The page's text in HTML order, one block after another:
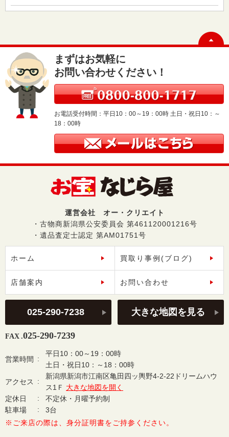
まずはお気軽に
お問い合わせください！
お電話受付時間：平日10：00～19：00時 土日・祝日10：～
18：00時
運営会社 オー・クリエイト
・古物商新潟県公安委員会 第461120001216号
・遺品査定士認定 第AM01751号
ホーム 買取り事例(ブログ)
店舗案内 お問い合わせ
025-290-7238 大きな地図を見る
FAX .025-290-7239
営業時間
平日10：00～19：00時
土日・祝日10：～18：00時
アクセス
新潟県新潟市江南区亀田四ッ輿野4-2-22ドリームハウ
ス1Ｆ 大きな地図を開く
定休日
不定休・月曜予約制
駐車場
3台
※ご来店の際は、身分証明書をご持参ください。